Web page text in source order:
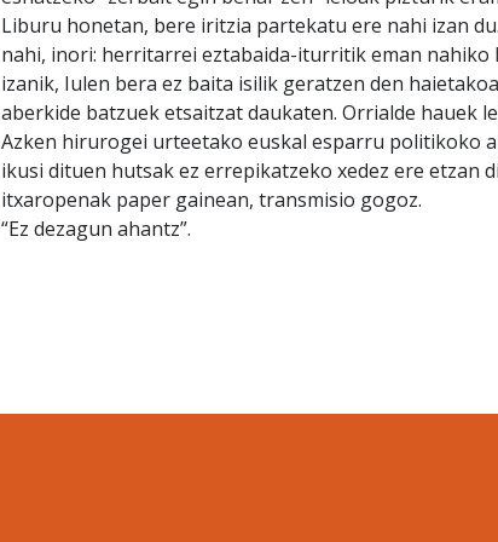
Liburu honetan, bere iritzia partekatu ere nahi izan
nahi, inori: herritarrei eztabaida-iturritik eman nahiko
izanik, Iulen bera ez baita isilik geratzen den
aberkide batzuek etsaitzat daukaten. Orrialde hauek
Azken hirurogei urteetako euskal esparru politikoko
ikusi dituen hutsak ez errepikatzeko xedez ere etzan
itxaropenak paper gainean, transmisio gogoz.
“Ez dezagun ahantz”.